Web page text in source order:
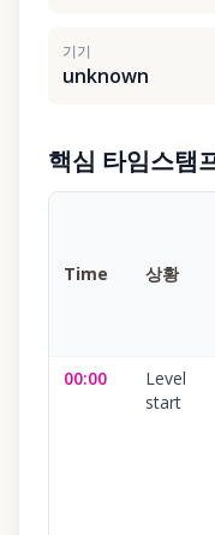
기기
unknown
핵심 타임스탬
Time 상황
00:00
Level
start